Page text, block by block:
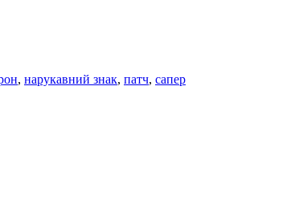
, нарукавний знак, патч, сапер